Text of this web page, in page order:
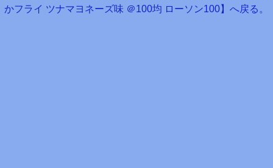
かフライ ツナマヨネーズ味 ＠100均 ローソン100】へ戻る。